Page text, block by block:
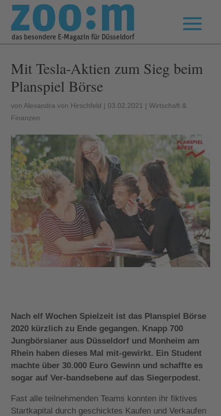
Mit Tesla-Aktien zum Sieg beim
Planspiel Börse
von Alexandra von Hirschfeld | 03.02.2021 |Wirtschaft &
Finanzen
Nach elf Wochen Spielzeit ist das Planspiel Börse
2020 kürzlich zu Ende gegangen. Knapp 700
Jungbörsianer aus Düsseldorf und Monheim am
Rhein haben dieses Mal mit-gewirkt. Ein Student
machte über 30.000 Euro Gewinn und schaffte es
sogar auf Ver-bandsebene auf das Siegerpodest.
Fast alle teilnehmenden Teams konnten ihr fiktives
Startkapital durch geschicktes Kaufen und Verkaufen